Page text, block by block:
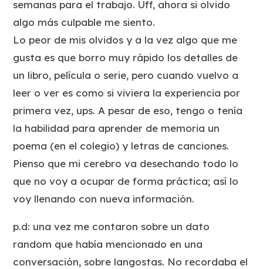
semanas para el trabajo. Uff, ahora si olvido
algo más culpable me siento.
Lo peor de mis olvidos y a la vez algo que me
gusta es que borro muy rápido los detalles de
un libro, película o serie, pero cuando vuelvo a
leer o ver es como si viviera la experiencia por
primera vez, ups. A pesar de eso, tengo o tenía
la habilidad para aprender de memoria un
poema (en el colegio) y letras de canciones.
Pienso que mi cerebro va desechando todo lo
que no voy a ocupar de forma práctica; así lo
voy llenando con nueva información.
p.d: una vez me contaron sobre un dato
random que había mencionado en una
conversación, sobre langostas. No recordaba el